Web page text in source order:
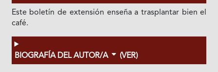
Este boletín de extensión enseña a trasplantar bien el
café.
BIOGRAFÍA DEL AUTOR/A (VER)